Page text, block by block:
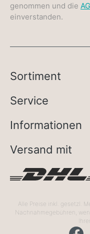
genommen und die
einverstanden.
Sortiment
Service
Informationen
Versand mit
Alle Preise inkl. gesetzl.
Nachnahmegebühren,
Ihren